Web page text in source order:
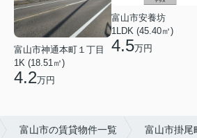
富山市神通本町１丁目
1K (18.51㎡)
4.2万円
富山市安養坊
1LDK (45.40㎡)
4.5万円
富山市の賃貸物件一覧 富山市掛尾